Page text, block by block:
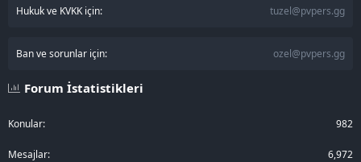
Hukuk ve KVKK için: tuzel@pvpers.gg
Ban ve sorunlar için: ozel@pvpers.gg
Forum İstatistikleri
Konular 982
Mesajlar 6,972